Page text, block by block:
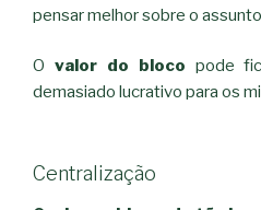
pensar melhor sobre o
O valor do bloco pode
demasiado lucrativo para os
Centralização